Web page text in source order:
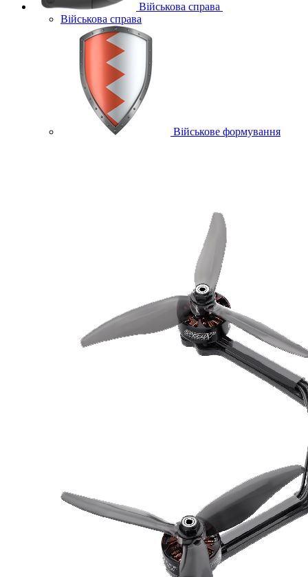
Військова справа
Військова справа
Військове формування